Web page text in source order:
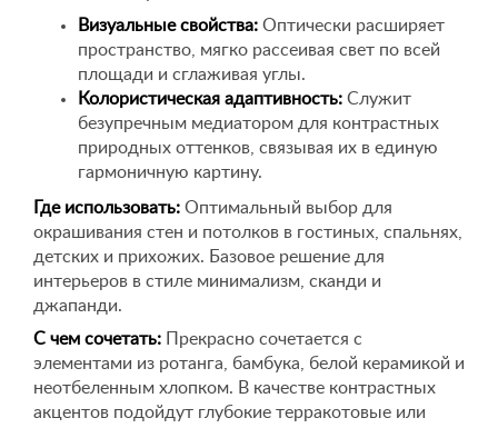
Визуальные свойства: Оптически расширяет
пространство, мягко рассеивая свет по всей
площади и сглаживая углы.
Колористическая адаптивность: Служит
безупречным медиатором для контрастных
природных оттенков, связывая их в единую
гармоничную картину.
Где использовать: Оптимальный выбор для
окрашивания стен и потолков в гостиных, спальнях,
детских и прихожих. Базовое решение для
интерьеров в стиле минимализм, сканди и
джапанди.
С чем сочетать: Прекрасно сочетается с
элементами из ротанга, бамбука, белой керамикой и
неотбеленным хлопком. В качестве контрастных
акцентов подойдут глубокие терракотовые или